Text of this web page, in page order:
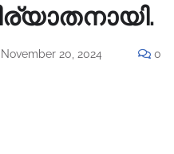
20, 2024 0